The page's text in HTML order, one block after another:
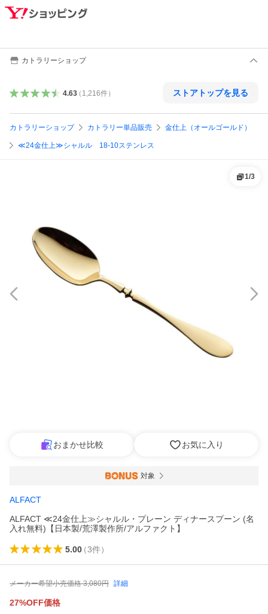
カトラリーショップ
4.63（ 1,216件） ストアトップを見る
カトラリーショップ カトラリー単品販売 金仕上（オールゴールド）
≪24金仕上≫シャルル 18‐10ステンレス
1/3
おまかせ比較 お気に入り
対象
ALFACT
ALFACT ≪24金仕上≫シャルル・プレーン ディナースプーン (名
入れ無料)【日本製/荒澤製作所/アルファクト】
5.00（3件）
メーカー希望小売価格 3,080円 詳細
27%OFF価格